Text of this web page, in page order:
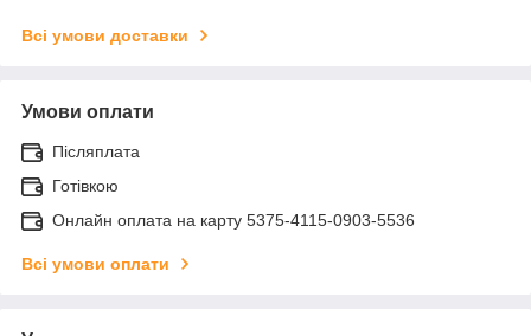
Всі умови доставки
Умови оплати
Післяплата
Готівкою
Онлайн оплата на карту 5375-4115-0903-5536
Всі умови оплати